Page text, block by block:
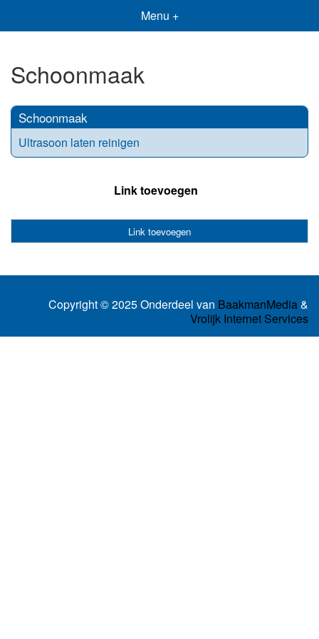
Menu +
Schoonmaak
Schoonmaak
Ultrasoon laten reinigen
Link toevoegen
Link toevoegen
Copyright © 2025 Onderdeel van BaakmanMedia&
Vrolijk Internet Services